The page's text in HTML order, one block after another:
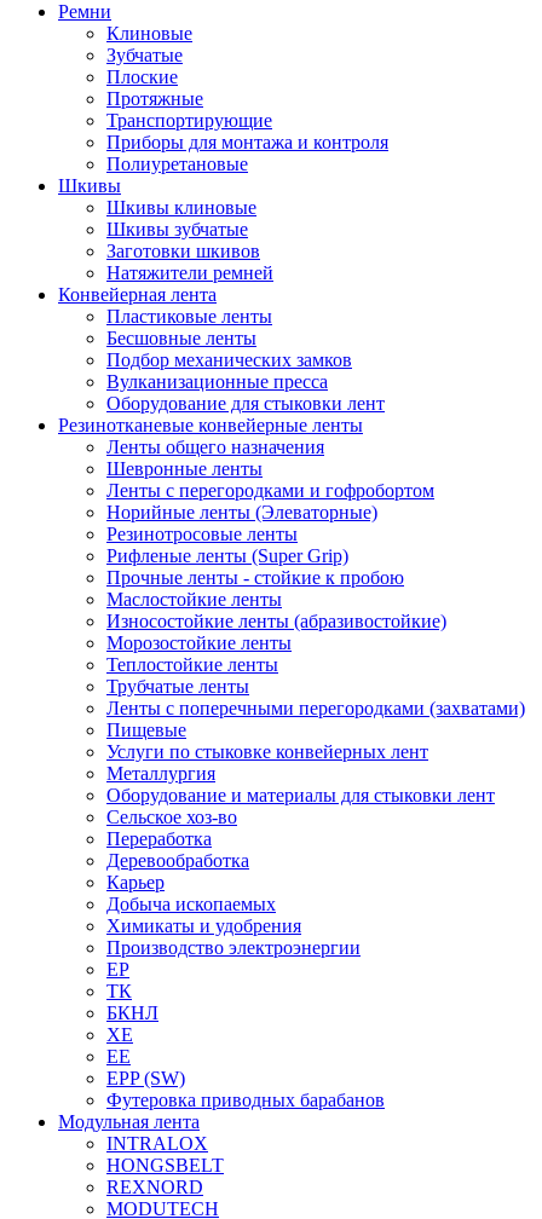
Ремни
Клиновые
Зубчатые
Плоские
Протяжные
Транспортирующие
Приборы для монтажа и контроля
Полиуретановые
Шкивы
Шкивы клиновые
Шкивы зубчатые
Заготовки шкивов
Натяжители ремней
Конвейерная лента
Пластиковые ленты
Бесшовные ленты
Подбор механических замков
Вулканизационные пресса
Оборудование для стыковки лент
Резинотканевые конвейерные ленты
Ленты общего назначения
Шевронные ленты
Ленты с перегородками и гофробортом
Норийные ленты (Элеваторные)
Резинотросовые ленты
Рифленые ленты (Super Grip)
Прочные ленты - стойкие к пробою
Маслостойкие ленты
Износостойкие ленты (абразивостойкие)
Морозостойкие ленты
Теплостойкие ленты
Трубчатые ленты
Ленты с поперечными перегородками (захватами)
Пищевые
Услуги по стыковке конвейерных лент
Металлургия
Оборудование и материалы для стыковки лент
Сельское хоз-во
Переработка
Деревообработка
Карьер
Добыча ископаемых
Химикаты и удобрения
Производство электроэнергии
EP
ТК
БКНЛ
XE
EE
EPP (SW)
Футеровка приводных барабанов
Модульная лента
INTRALOX
HONGSBELT
REXNORD
MODUTECH